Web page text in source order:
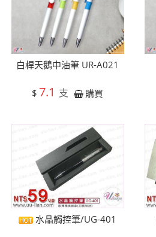
白桿天鵝中油筆 UR-A021
$ 7.1 支 購買
水晶觸控筆/UG-401